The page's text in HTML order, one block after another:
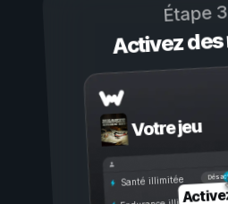
Étape 3
Activez
Votre jeu
Santé illimitée